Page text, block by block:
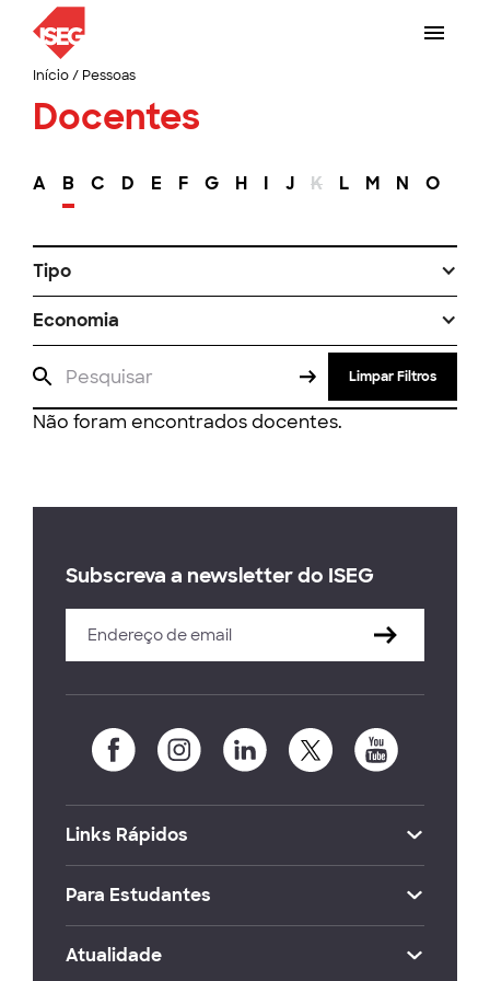
Início/ Pessoas
Docentes
A B C D E F G H I J K L M N O
Tipo
Economia
Limpar Filtros
Não foram encontrados docentes.
Subscreva a newsletter do ISEG
Links Rápidos
Para Estudantes
Atualidade